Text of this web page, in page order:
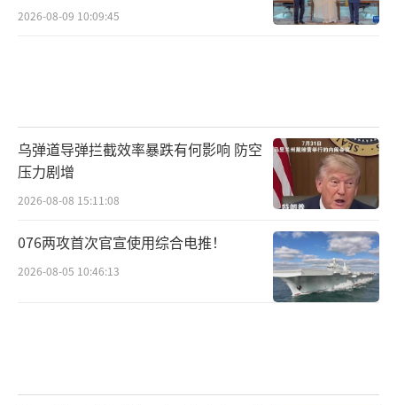
2026-08-09 10:09:45
乌弹道导弹拦截效率暴跌有何影响 防空
压力剧增
2026-08-08 15:11:08
076两攻首次官宣使用综合电推！
2026-08-05 10:46:13